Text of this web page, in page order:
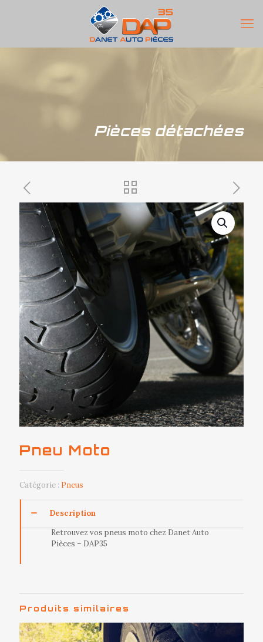
Pièces détachées
Pneu Moto
Catégorie : Pneus
Description
Retrouvez vos pneus moto chez Danet Auto
Pièces – DAP35
Produits similaires